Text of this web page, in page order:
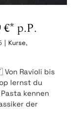
p.P.
| Kurse,
Ravioli bis
lernst du
kennen
der